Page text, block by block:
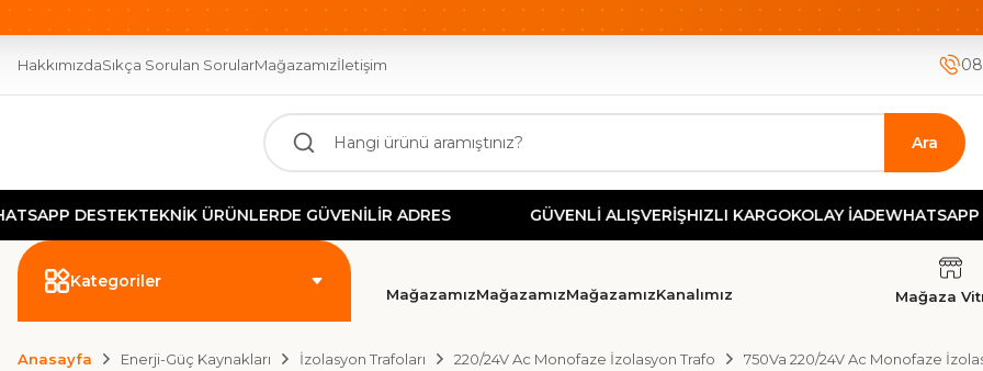
OTOMASYONUN GÜCÜ BURADA! 2000 TL ÜZERİ ÜCRETSİZ KARGO HIZLI KARGO GÜVENLİ ALIŞVERİŞ-KOLAY
HakkımızdaSıkça Sorulan SorularMağazamızİletişim
Ara
DESTEKTEKNİK ÜRÜNLERDE GÜVENİLİR ADRES GÜVENLİ ALIŞVERİŞHIZLI KARGO KOLAY İADEWHATSAPP
Kategoriler
MağazamızMağazamızMağazamızKanalımız Mağaza
Anasayfa Enerji-Güç Kaynakları İzolasyon Trafoları 220/24V Ac Monofaze İzolasyon Trafo 750Va 220/24V Ac Monofaze